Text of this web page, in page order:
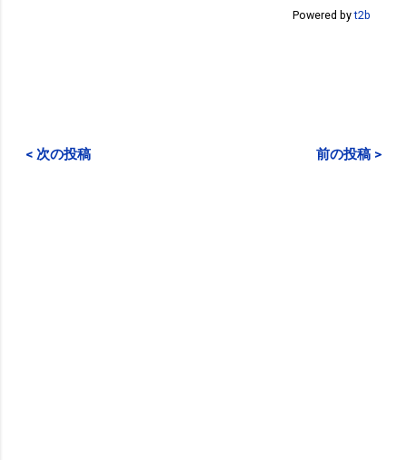
Powered byt2b
< 次の投稿 前の投稿 >